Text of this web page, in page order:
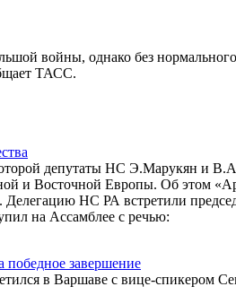
войны, однако без нормального
ТАСС.
депутаты НС Э.Марукян и
и Восточной Европы. Об этом
НС РА встретили
на Ассамблее с речью:
победное завершение
в Варшаве с вице-спикером